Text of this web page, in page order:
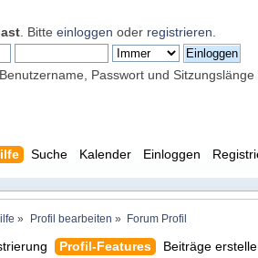
. Bitte einloggen oder registrieren
Passwort und Sitzungslänge
Suche Kalender Einloggen
» Profil bearbeiten » Forum Profil
Profil-Features Beiträge